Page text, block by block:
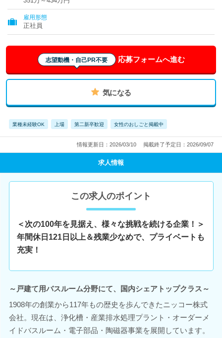
雇用形態
正社員
志望動機・自己PR不要 応募フォームへ進む
気になる
業種未経験OK 上場 第二新卒歓迎 女性のおしごと掲載中
情報更新日：2026/03/10 掲載終了予定日：2026/09/07
求人情報
この求人のポイント
＜次の100年を見据え、様々な挑戦を続ける企業！＞
年間休日121日以上＆残業少なめで、プライベートも
充実！
～戸建て用バスルーム分野にて、国内シェアトップクラス～
1908年の創業から117年もの歴史を歩んできたニッコー株式
会社。現在は、浄化槽・産業排水処理プラント・オーダーメ
イドバスルーム・電子部品・陶磁器事業を展開しています。